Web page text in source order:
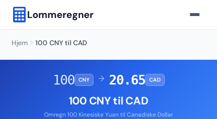
Lommeregner
Hjem 100 CNY til CAD
100 CNY → 20.65 CAD
100 CNY til CAD
Omregn 100 Kinesiske Yuan til Canadiske Dollar